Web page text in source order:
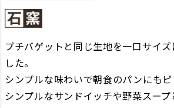
プチバゲットと同じ生地を一口サイ
した。
シンプルな味わいで朝食のパンにもピ
シンプルなサンドイッチや野菜スー